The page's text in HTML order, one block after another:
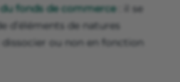
fonds de commerce: il se
d’éléments de natures
ou non en fonction